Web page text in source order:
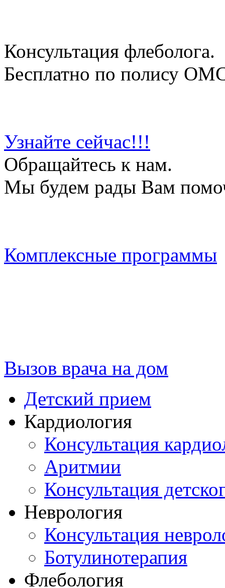
Консультация флеболога.
Бесплатно по полису
Узнайте сейчас!!!
Обращайтесь к нам.
Мы будем рады Вам
Комплексные программы
Вызов врача на дом
Детский прием
Кардиология
Консультация
Аритмии
Консультация
Неврология
Консультация
Ботулинотерапия
Флебология